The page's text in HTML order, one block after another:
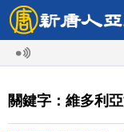
關鍵字：維多利